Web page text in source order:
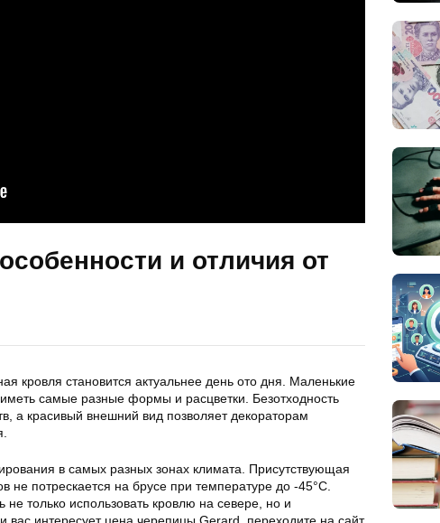
и отличия от
кровля становится актуальнее день ото дня. Маленькие
самые разные формы и расцветки. Безотходность
а красивый внешний вид позволяет декораторам
в самых разных зонах климата. Присутствующая
не потрескается на брусе при температуре до -45°С.
только использовать кровлю на севере, но и